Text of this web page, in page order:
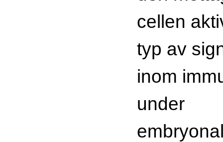
cellen
typ av
inom
under